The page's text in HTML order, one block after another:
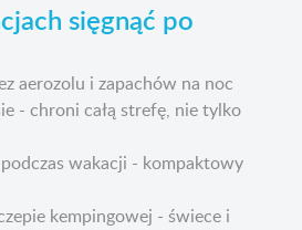
sięgnąć po
aerozolu i zapachów na noc
- chroni całą strefę, nie tylko
wakacji - kompaktowy
kempingowej - świece i